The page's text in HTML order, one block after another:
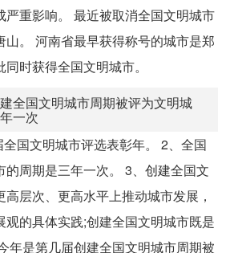
严重影响。 最近被取消全国文明城市
山。 河南省最早获得称号的城市是郑
时获得全国文明城市。
全国文明城市周期被评为文明城
一次
国文明城市评选表彰年。 2、全国
的周期是三年一次。 3、创建全国文
层次、更高水平上推动城市发展，
观的具体实践;创建全国文明城市既是
年是第几届创建全国文明城市周期被